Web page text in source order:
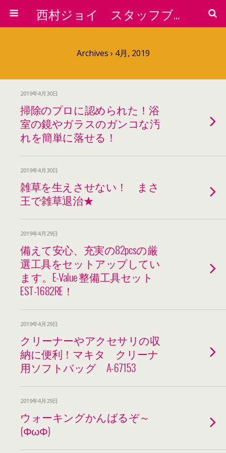
西村ジョイ スタッフブログ
Archives › 4月, 2019
2019年4月30日
掃除のプロに認められた！浴
室の鏡やガラスのガンコな汚
れを簡単に落せる！
2019年4月30日
雑草を生えさせない！ まさ
王で雑草退治★
2019年4月29日
備えて安心、充実の82pcsの厳
選工具をセットアップしてい
ます。E-Value 整備工具セット
EST-1682RE！
2019年4月29日
クリーナーやアクセサリの収
納に便利！マキタ クリーナ
用ソフトバッグ A-67153
2019年4月29日
ウォーキングかんばるぞ～
(ΦωΦ)